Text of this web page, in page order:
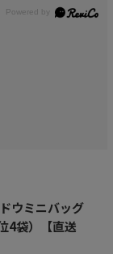
ウミニバッグ
4袋）【直送